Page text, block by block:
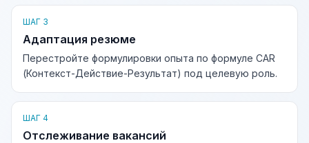
ШАГ 3
Адаптация резюме
Перестройте формулировки опыта по формуле CAR
(Контекст-Действие-Результат) под целевую роль.
ШАГ 4
Отслеживание вакансий